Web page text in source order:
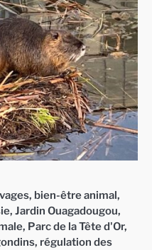
, bien-être animal,
, Jardin Ouagadougou,
, Parc de la Tête d'Or,
, régulation des